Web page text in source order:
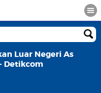
Luar Negeri As
Detikcom